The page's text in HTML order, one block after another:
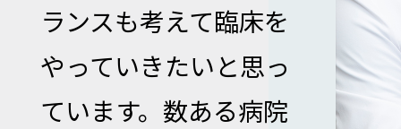
ランスも考えて臨床を
やっていきたいと思っ
ています。数ある病院